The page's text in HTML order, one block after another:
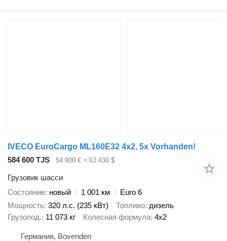
IVECO EuroCargo ML160E32 4x2, 5x Vorhanden!
584 600 TJS
54 900 € ≈ 63 430 $
Грузовик шасси
Состояние новый 1 001 км
Euro 6
Мощность 320 л.с. (235 кВт) Топливо дизель
Грузопод. 11 073 кг Колесная формула 4x2
Германия, Bovenden